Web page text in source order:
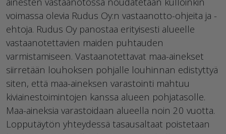
voimassa olevia Rudus Oy:n vastaanotto-ohjeita ja -
ehtoja. Rudus Oy panostaa erityisesti alueelle
vastaanotettavien maiden puhtauden
varmistamiseen. Vastaanotettavat maa-ainekset
siirretään louhoksen pohjalle louhinnan edistyttyä
siten, että maa-aineksen varastointi mahtuu
kiviainestoimintojen kanssa alueen pohjatasolle.
Maa-aineksia varastoidaan alueella noin 20 vuotta.
Lopputäytön yhteydessä tasausaltaat poistetaan